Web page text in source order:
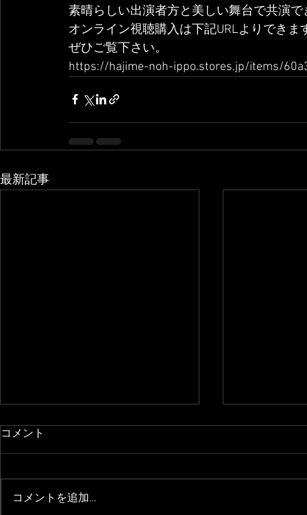
素晴らしい出演者方と美しい舞台で共演
オンライン視聴購入は下記URLよりできま
ぜひご覧下さい。
https://hajime-noh-ippo.stores.jp/items/
最新記事
日中楽器宴会演奏
コメント
コメントを追加…